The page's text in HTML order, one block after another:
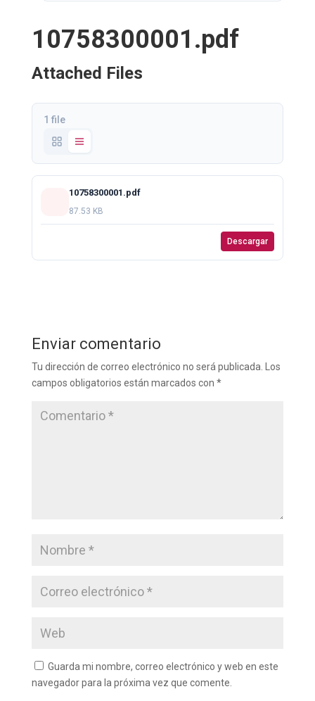
10758300001.pdf
Attached Files
1 file
10758300001.pdf
87.53 KB
Descargar
Enviar comentario
Tu dirección de correo electrónico no será publicada.
Los
campos obligatorios están marcados con *
Guarda mi nombre, correo electrónico y web en este
navegador para la próxima vez que comente.